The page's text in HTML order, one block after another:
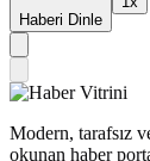
Haberi Dinle
Modern, tarafsız
okunan haber